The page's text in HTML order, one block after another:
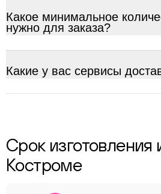
Какое минимальное
нужно для заказа?
Какие у вас сервисы
Срок изготовления
Костроме